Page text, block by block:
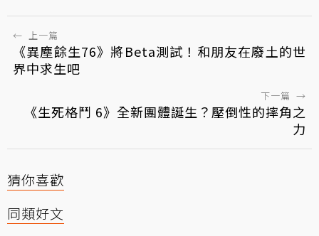
← 上一篇
《異塵餘生76》將Beta測試！和朋友在廢土的世
界中求生吧
下一篇 →
《生死格鬥 6》全新團體誕生？壓倒性的摔角之
力
猜你喜歡
同類好文